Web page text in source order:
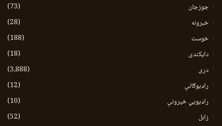
جوزجان
(73)
خبرونه
(28)
خوست
(188)
دایکندی
(18)
دری
(3،888)
راډیوګانې
(12)
راډیويي خپرونې
(10)
زابل
(52)